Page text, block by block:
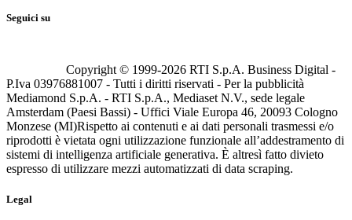
Seguici su
Copyright © 1999-2026 RTI S.p.A. Business Digital -
P.Iva 03976881007 - Tutti i diritti riservati - Per la pubblicità
Mediamond S.p.A. - RTI S.p.A., Mediaset N.V., sede legale
Amsterdam (Paesi Bassi) - Uffici Viale Europa 46, 20093 Cologno
Monzese (MI)Rispetto ai contenuti e ai dati personali trasmessi e/o
riprodotti è vietata ogni utilizzazione funzionale all’addestramento di
sistemi di intelligenza artificiale generativa. È altresì fatto divieto
espresso di utilizzare mezzi automatizzati di data scraping.
Legal